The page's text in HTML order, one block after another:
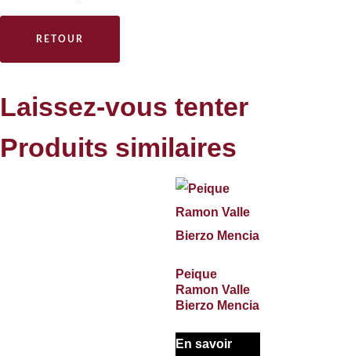
RETOUR
Laissez-vous tenter
Produits similaires
Peique
Ramon Valle
Bierzo Mencia
En savoir